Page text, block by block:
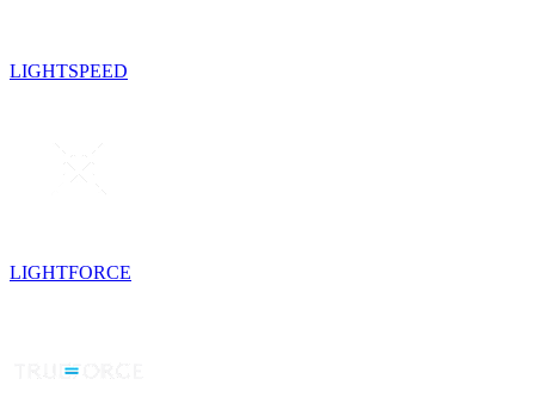
LIGHTSPEED
LIGHTFORCE